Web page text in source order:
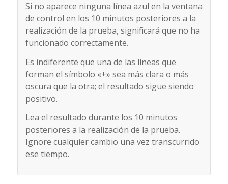
Si no aparece ninguna línea azul en la ventana
de control en los 10 minutos posteriores a la
realización de la prueba, significará que no ha
funcionado correctamente.
Es indiferente que una de las líneas que
forman el símbolo «+» sea más clara o más
oscura que la otra; el resultado sigue siendo
positivo.
Lea el resultado durante los 10 minutos
posteriores a la realización de la prueba.
Ignore cualquier cambio una vez transcurrido
ese tiempo.